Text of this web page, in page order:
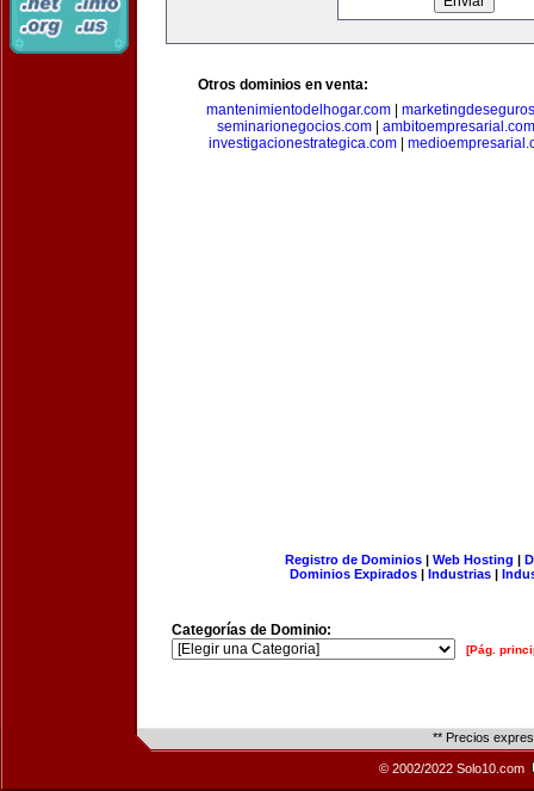
Otros dominios en venta:
mantenimientodelhogar.com|
seminarionegocios.com| ambitoempresarial.com
investigacionestrategica.com
Registro de Dominios| Web Hosting |
Dominios Expirados | Industrias |
Categorías de Dominio:
[Pág.
** Precios
© 2002/2022 Solo10.com